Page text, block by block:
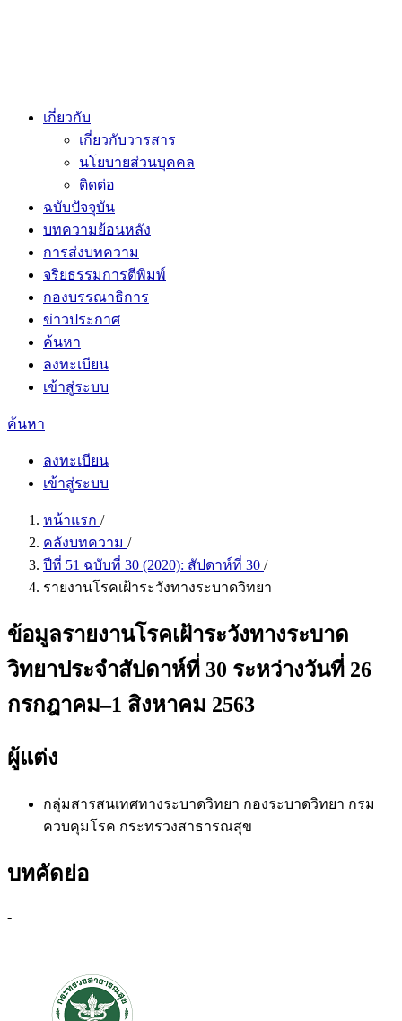
เกี่ยวกับ
เกี่ยวกับวารสาร
นโยบายส่วนบุคคล
ติดต่อ
ฉบับปัจจุบัน
บทความย้อนหลัง
การส่งบทความ
จริยธรรมการตีพิมพ์
กองบรรณาธิการ
ข่าวประกาศ
ค้นหา
ลงทะเบียน
เข้าสู่ระบบ
ค้นหา
ลงทะเบียน
เข้าสู่ระบบ
หน้าแรก /
คลังบทความ /
ปีที่ 51 ฉบับที่ 30 (2020): สัปดาห์ที่ 30 /
รายงานโรคเฝ้าระวังทางระบาดวิทยา
ข้อมูลรายงานโรคเฝ้าระวังทางระบาด
วิทยาประจำสัปดาห์ที่ 30 ระหว่างวันที่ 26
กรกฎาคม–1 สิงหาคม 2563
ผู้แต่ง
กลุ่มสารสนเทศทางระบาดวิทยา กองระบาดวิทยา กรม
ควบคุมโรค กระทรวงสาธารณสุข
บทคัดย่อ
-